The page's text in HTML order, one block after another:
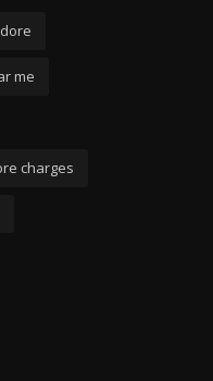
me
charges